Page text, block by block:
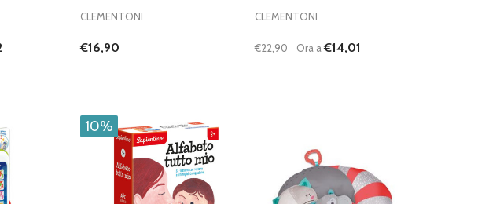
CLEMENTONI
€16,90
CLEMENTONI
€22,90 Ora a€14,01
10%